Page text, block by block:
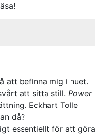
att befinna mig i nuet.
att sitta still. Power
Eckhart Tolle
då?
essentiellt för att göra